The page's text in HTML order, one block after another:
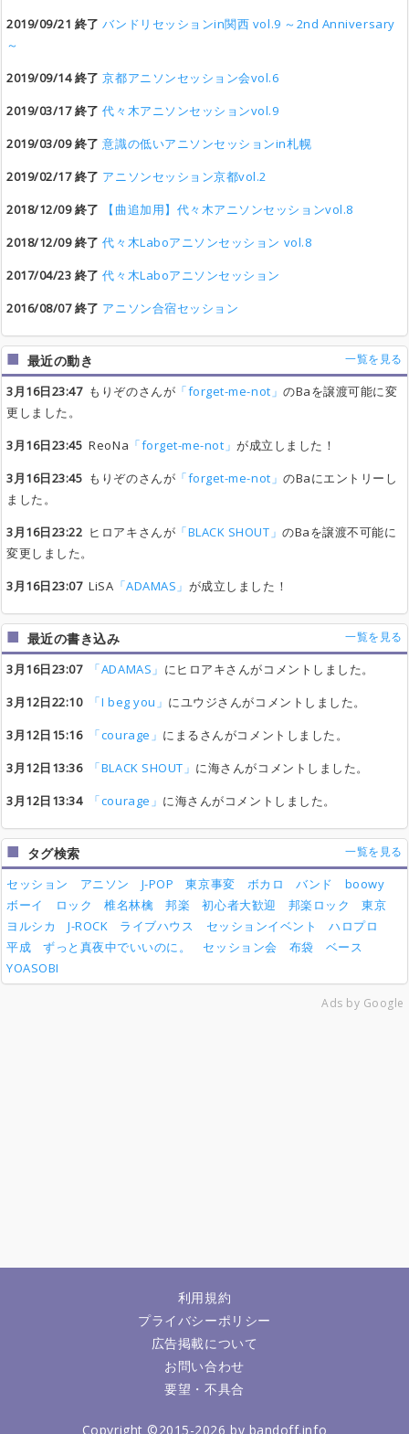
2019/09/21 終了 バンドリセッションin関西 vol.9 ～2nd Anniversary
～
2019/09/14 終了 京都アニソンセッション会vol.6
2019/03/17 終了 代々木アニソンセッションvol.9
2019/03/09 終了 意識の低いアニソンセッションin札幌
2019/02/17 終了 アニソンセッション京都vol.2
2018/12/09 終了
【曲追加用】代々木アニソンセッションvol.8
2018/12/09 終了 代々木Laboアニソンセッション vol.8
2017/04/23 終了 代々木Laboアニソンセッション
2016/08/07 終了 アニソン合宿セッション
最近の動き 一覧を見る
3月16日23:47もりぞのさんが 「forget-me-not」のBaを譲渡可能に変
更しました。
3月16日23:45 ReoNa 「forget-me-not」が成立しました！
3月16日23:45 もりぞのさんが 「forget-me-not」のBaにエントリーし
ました。
3月16日23:22 ヒロアキさんが 「BLACK SHOUT」のBaを譲渡不可能に
変更しました。
3月16日23:07LiSA 「ADAMAS」 が成立しました！
最近の書き込み 一覧を見る
3月16日23:07 「ADAMAS」 にヒロアキさんがコメントしました。
3月12日22:10
「I beg you」 にユウジさんがコメントしました。
3月12日15:16
「courage」 にまるさんがコメントしました。
3月12日13:36
「BLACK SHOUT」 に海さんがコメントしました。
3月12日13:34
「courage」 に海さんがコメントしました。
タグ検索 一覧を見る
セッション アニソン J-POP 東京事変 ボカロ バンド
boowy
ボーイ
ロック 椎名林檎 邦楽 初心者大歓迎 邦楽ロック
東京
ヨルシカ
J-ROCK ライブハウス セッションイベント
ハロプロ
平成
ずっと真夜中でいいのに。 セッション会 布袋
ベース
YOASOBI
Ads by Google
利用規約
プライバシーポリシー
広告掲載について
お問い合わせ
要望・不具合
Copyright ©2015-2026 by bandoff.info